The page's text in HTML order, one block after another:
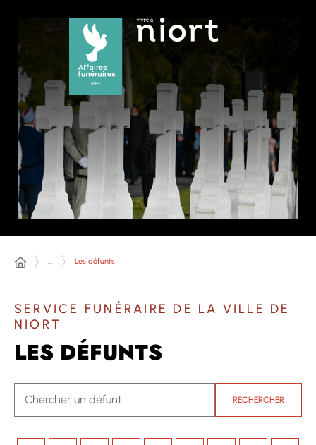
... Les défunts
SERVICE FUNÉRAIRE DE LA VILLE DE
NIORT
LES DÉFUNTS
RECHERCHER